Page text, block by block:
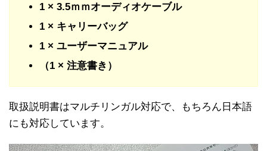
1 × 3.5ｍｍオーディオケーブル
1 × キャリーバッグ
1 × ユーザーマニュアル
（1 × 注意書き）
取扱説明書はマルチリンガル対応で、もちろん日本語
にも対応しています。